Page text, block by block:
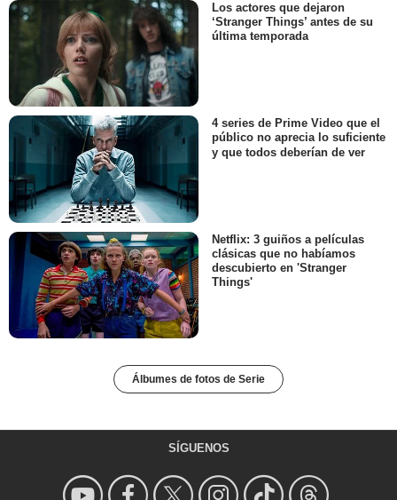
Los actores que dejaron
‘Stranger Things’ antes de su
última temporada
4 series de Prime Video que el
público no aprecia lo suficiente
y que todos deberían de ver
Netflix: 3 guiños a películas
clásicas que no habíamos
descubierto en 'Stranger
Things'
Álbumes de fotos de Serie
SÍGUENOS